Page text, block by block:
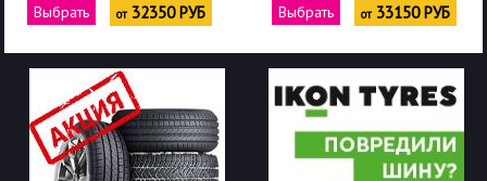
Выбрать от32350 РУБ Выбрать от33150 РУБ